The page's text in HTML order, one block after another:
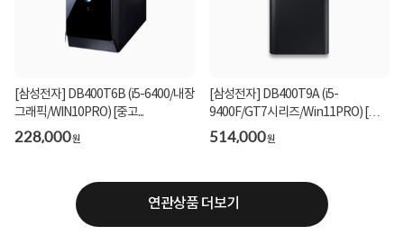
[삼성전자] DB400T6B (i5-6400/내장
그래픽/WIN10PRO) [중고...
228,000원
[삼성전자] DB400T9A (i5-
9400F/GT7시리즈/Win11PRO) [중
고...
514,000원
연관상품 더보기